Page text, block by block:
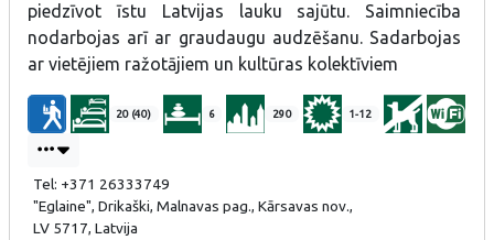
piedzīvot īstu Latvijas lauku sajūtu. Saimniecība
nodarbojas arī ar graudaugu audzēšanu. Sadarbojas
ar vietējiem ražotājiem un kultūras kolektīviem
20 (40) 6 290 1-12
Tel: +371 26333749
"Eglaine", Drikaški, Malnavas pag., Kārsavas nov.,
LV 5717, Latvija